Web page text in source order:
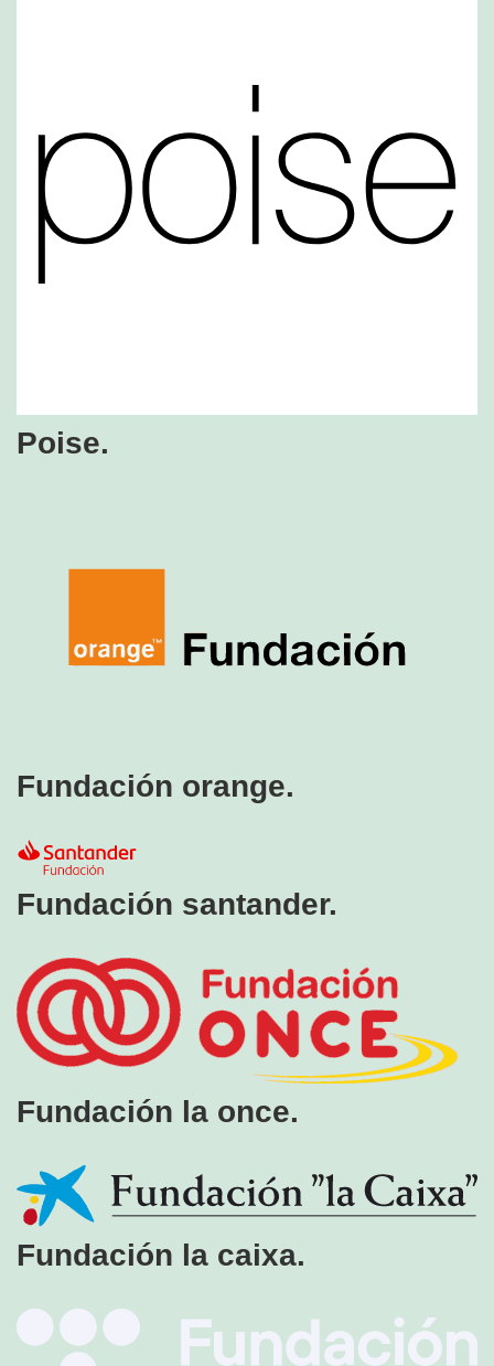
Poise.
Fundación orange.
Fundación santander.
Fundación la once.
Fundación la caixa.